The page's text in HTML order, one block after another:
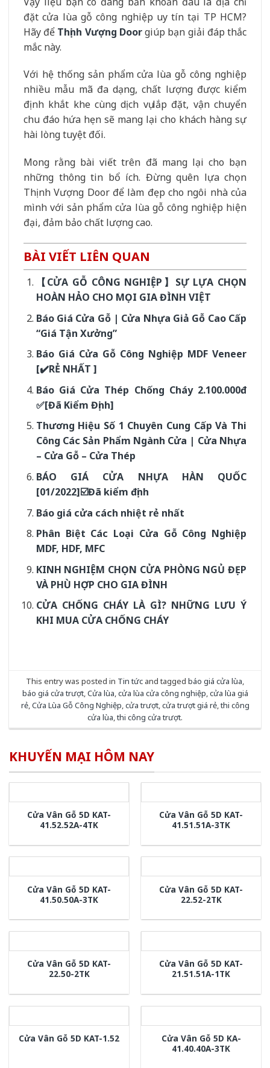
đặt cửa lùa gỗ công nghiệp uy tín tại TP HCM?
Hãy để Thịnh Vượng Doorgiúp bạn giải đáp thắc
mắc này.
Với hệ thống sản phẩm cửa lùa gỗ công nghiệp
nhiều mẫu mã đa dạng, chất lượng được kiểm
định khắt khe cùng dịch vụ lắp đặt, vận chuyển
chu đáo hứa hẹn sẽ mang lại cho khách hàng sự
hài lòng tuyệt đối.
Mong rằng bài viết trên đã mang lại cho bạn
những thông tin bổ ích. Đừng quên lựa chọn
Thịnh Vượng Door để làm đẹp cho ngôi nhà của
mình với sản phẩm cửa lùa gỗ công nghiệp hiện
đại, đảm bảo chất lượng cao.
BÀI VIẾT LIÊN QUAN
【CỬA GỖ CÔNG NGHIỆP】SỰ LỰA CHỌN
HOÀN HẢO CHO MỌI GIA ĐÌNH VIỆT
Báo Giá Cửa Gỗ | Cửa Nhựa Giả Gỗ Cao Cấp
“Giá Tận Xưởng”
Báo Giá Cửa Gỗ Công Nghiệp MDF Veneer
[✔️RẺ NHẤT ]
Báo Giá Cửa Thép Chống Cháy 2.100.000đ
✅[Đã Kiểm Định]
Thương Hiệu Số 1 Chuyên Cung Cấp Và Thi
Công Các Sản Phẩm Ngành Cửa | Cửa Nhựa
– Cửa Gỗ – Cửa Thép
BÁO GIÁ CỬA NHỰA HÀN QUỐC
[01/2022]☑️Đã kiểm định
Báo giá cửa cách nhiệt rẻ nhất
Phân Biệt Các Loại Cửa Gỗ Công Nghiệp
MDF, HDF, MFC
KINH NGHIỆM CHỌN CỬA PHÒNG NGỦ ĐẸP
VÀ PHÙ HỢP CHO GIA ĐÌNH
CỬA CHỐNG CHÁY LÀ GÌ? NHỮNG LƯU Ý
KHI MUA CỬA CHỐNG CHÁY
This entry was posted in Tin tức and tagged báo giá cửa lùa
báo giá cửa trượt, Cửa lùa cửa lùa cửa công nghiệp cửa lùa giá
rẻ, Cửa Lùa Gỗ Công Nghiệp cửa trượt, cửa trượt giá rẻ, thi công
cửa lùa thi công cửa trượt.
KHUYẾN MẠI HÔM NAY
Cửa Vân Gỗ 5D KAT-
41.52.52A-4TK
Cửa Vân Gỗ 5D KAT-
41.51.51A-3TK
Cửa Vân Gỗ 5D KAT-
41.50.50A-3TK
Cửa Vân Gỗ 5D KAT-
22.52-2TK
Cửa Vân Gỗ 5D KAT-
22.50-2TK
Cửa Vân Gỗ 5D KAT-
21.51.51A-1TK
Cửa Vân Gỗ 5D KAT-1.52
Cửa Vân Gỗ 5D KA-
41.40.40A-3TK